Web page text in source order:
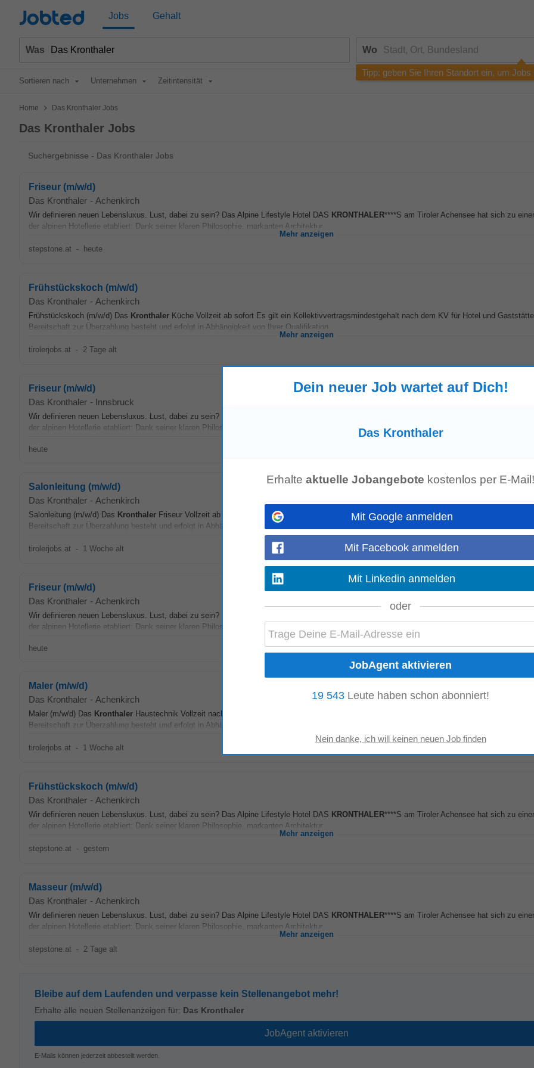
Jobted Jobs Gehalt
Was Wo
Tipp: geben Sie Ihren Standort ein, um
Sortieren nach Unternehmen Zeitintensität
Home > Das Kronthaler Jobs
Das Kronthaler Jobs
Suchergebnisse - Das Kronthaler Jobs
Friseur (m/w/d)
Das Kronthaler - Achenkirch
Wir definieren neuen Lebensluxus. Lust, dabei zu sein? Das Alpine Lifestyle Hotel DAS KRONTHALER****S am Tiroler Achensee hat sich zu
der alpinen Hotellerie etabliert: Dank seiner klaren Philosophie, markanten Architektur...
Mehr anzeigen
stepstone.at - heute
Frühstückskoch (m/w/d)
Das Kronthaler - Achenkirch
Frühstückskoch (m/w/d) Das Kronthaler Küche Vollzeit ab sofort Es gilt ein Kollektivvertragsmindestgehalt nach dem KV für Hotel und
Bereitschaft zur Überzahlung besteht und erfolgt in Abhängigkeit von Ihrer Qualifikation...
Mehr anzeigen
tirolerjobs.at - 2 Tage alt
Friseur (m/w/d)
Das Kronthaler - Innsbruck
Wir definieren neuen Lebensluxus. Lust, dabei zu sein? Das Alpine Lifestyle Hotel DAS
der alpinen Hotellerie etabliert: Dank seiner klaren Philosophie, markanten Architektur...
heute
Salonleitung (m/w/d)
Das Kronthaler - Achenkirch
Salonleitung (m/w/d) Das Kronthaler Friseur Vollzeit ab sofort Es gilt ein Kollektivvertragsmindestgehalt nach dem KV für Hotel und Gaststätten.
Bereitschaft zur Überzahlung besteht und erfolgt in Abhängigkeit von Ihrer Qualifikation...
Mehr anzeigen
tirolerjobs.at - 1 Woche alt
Friseur (m/w/d)
Das Kronthaler - Achenkirch
Wir definieren neuen Lebensluxus. Lust, dabei zu sein? Das Alpine Lifestyle Hotel DAS
der alpinen Hotellerie etabliert: Dank seiner klaren Philosophie, markanten Architektur...
Mehr anzeigen
heute
Maler (m/w/d)
Das Kronthaler - Achenkirch
Maler (m/w/d) Das Kronthaler Haustechnik Vollzeit nach Vereinbarung Es gilt ein Kollektivvertragsmindestgehalt nach dem KV für Hotel und
Bereitschaft zur Überzahlung besteht und erfolgt in Abhängigkeit von Ihrer Qualifikation...
tirolerjobs.at - 1 Woche alt
Frühstückskoch (m/w/d)
Das Kronthaler - Achenkirch
Wir definieren neuen Lebensluxus. Lust, dabei zu sein? Das Alpine Lifestyle Hotel DAS KRONTHALER****S am Tiroler Achensee hat sich zu
der alpinen Hotellerie etabliert: Dank seiner klaren Philosophie, markanten Architektur...
Mehr anzeigen
stepstone.at - gestern
Masseur (m/w/d)
Das Kronthaler - Achenkirch
Wir definieren neuen Lebensluxus. Lust, dabei zu sein? Das Alpine Lifestyle Hotel DAS KRONTHALER****S am Tiroler Achensee hat sich zu
der alpinen Hotellerie etabliert: Dank seiner klaren Philosophie, markanten Architektur...
Mehr anzeigen
stepstone.at - 2 Tage alt
Bleibe auf dem Laufenden und verpasse kein Stellenangebot mehr!
Erhalte alle neuen Stellenanzeigen für: Das Kronthaler
E-Mails können jederzeit abbestellt werden.
Dein neuer Job wartet auf Dich!
Das Kronthaler
Erhalte aktuelle Jobangebote kostenlos per E-Mail!
Mit Google anmelden
Mit Facebook anmelden
Mit Linkedin anmelden
oder
19 543 Leute haben schon abonniert!